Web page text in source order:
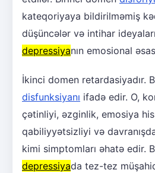
kateqoriyaya bildirilməmiş
düşüncələr və intihar
depressiyanın emosional
İkinci domen retardasiyadır.
disfunksiyanı ifadə edir. O,
çətinliyi, əzginlik, emosiya
qabiliyyətsizliyi və
kimi simptomları əhatə edir.
depressiyada tez-tez